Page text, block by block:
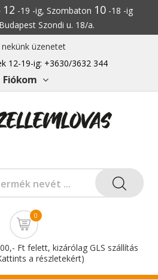
12 -19 -ig, Szombaton 10-18 -ig
Szondi u. 18/a.
üzenetet
12-19-ig: +3630/3632 344
Fiókom
0
Ft felett, kizárólag GLS szállítás
a részletekért)